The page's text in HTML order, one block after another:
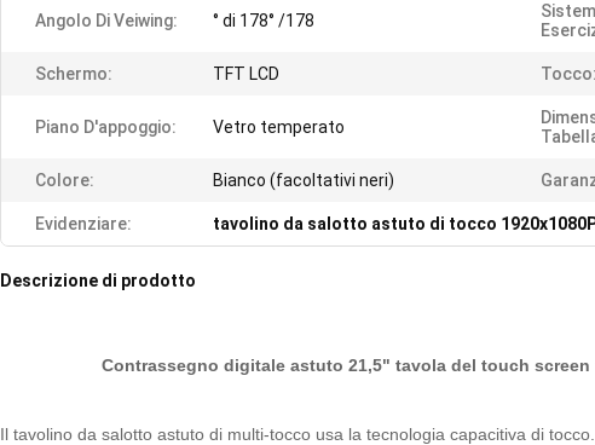
Angolo Di Veiwing: ° di 178° /178
Schermo: TFT LCD Tocco:
Piano D'appoggio: Vetro temperato
Colore: Bianco (facoltativi neri)
Evidenziare: tavolino da salotto astuto di tocco
Descrizione di prodotto
Contrassegno digitale astuto 21,5" tavola del touch
Il tavolino da salotto astuto di multi-tocco usa la tecnologia capacitiva di